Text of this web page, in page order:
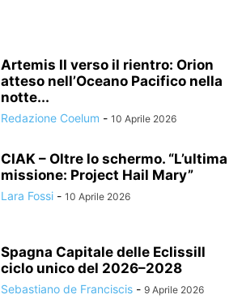
Artemis II verso il rientro: Orion
atteso nell’Oceano Pacifico nella
notte...
Redazione Coelum - 10 Aprile 2026
CIAK – Oltre lo schermo. “L’ultima
missione: Project Hail Mary”
Lara Fossi - 10 Aprile 2026
Spagna Capitale delle EclissiIl
ciclo unico del 2026–2028
Sebastiano de Franciscis - 9 Aprile 2026